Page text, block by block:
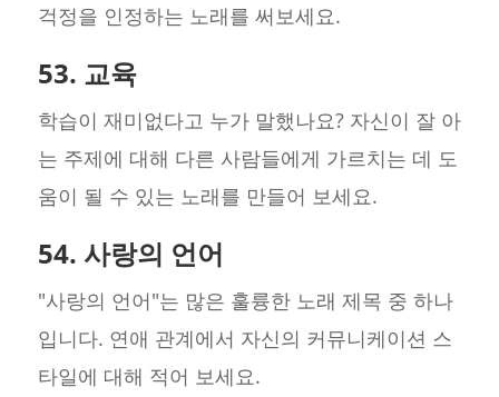
걱정을 인정하는 노래를 써보세요.
53. 교육
학습이 재미없다고 누가 말했나요? 자신이 잘 아
는 주제에 대해 다른 사람들에게 가르치는 데 도
움이 될 수 있는 노래를 만들어 보세요.
54. 사랑의 언어
"사랑의 언어"는 많은 훌륭한 노래 제목 중 하나
입니다. 연애 관계에서 자신의 커뮤니케이션 스
타일에 대해 적어 보세요.